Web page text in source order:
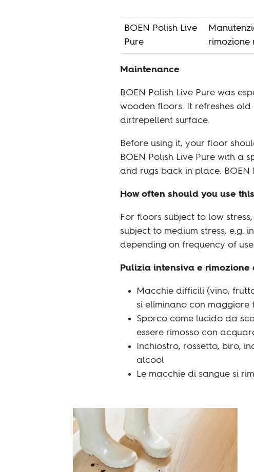
BOEN Polish Live
Pure
rimozione
Maintenance
BOEN Polish Live Pure was
wooden ﬂoors. It refreshes
dirtrepellent surface.
Before using it, your ﬂoor
BOEN Polish Live Pure with a
and rugs back in place. BOEN
How often should you use
For ﬂoors subject to low
subject to medium stress, e.g.
depending on frequency of
Pulizia intensiva e rimozione
Macchie difficili (vino,
si eliminano con
Sporco come lucido da
essere rimosso con
Inchiostro, rossetto, biro,
alcool
Le macchie di sangue si